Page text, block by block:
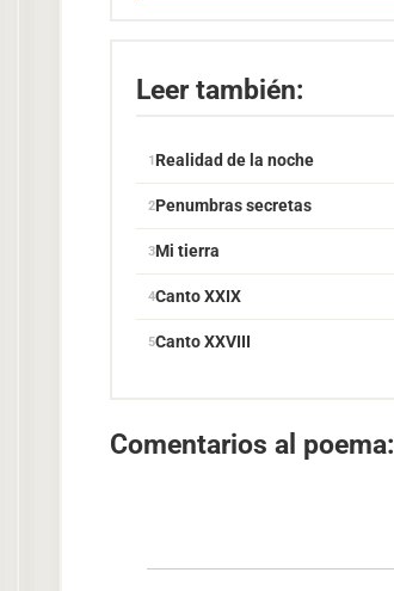
Leer también:
Realidad de la noche
Penumbras secretas
Mi tierra
Canto XXIX
Canto XXVIII
Comentarios al poema: